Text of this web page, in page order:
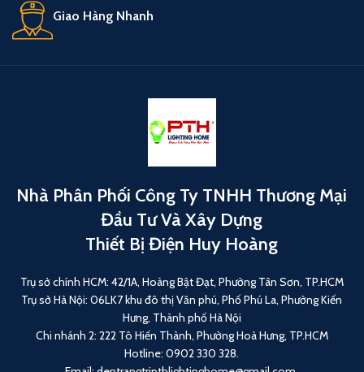
Giao Hàng Nhanh
Nhà Phân Phối Công Ty TNHH Thương Mại
Đầu Tư Và Xây Dựng
Thiết Bị Điện Huy Hoàng
Trụ sở chính HCM: 42/1A, Hoàng Bật Đạt, Phường Tân Sơn, TP.HCM
Trụ sở Hà Nội: 06LK7 khu đô thị Văn phú, Phố Phú La, Phường Kiến
Hưng, Thành phố Hà Nội
Chi nhánh 2: 222 Tô Hiến Thành, Phường Hoà Hưng, TP.HCM
Hotline: 0902 330 328.